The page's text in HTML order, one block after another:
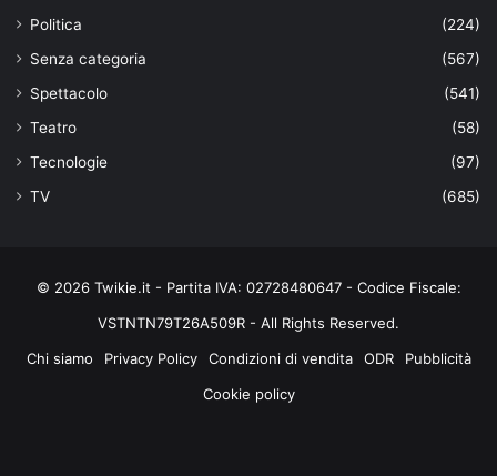
Politica
(224)
Senza categoria
(567)
Spettacolo
(541)
Teatro
(58)
Tecnologie
(97)
TV
(685)
© 2026 Twikie.it - Partita IVA: 02728480647 - Codice Fiscale:
VSTNTN79T26A509R - All Rights Reserved.
Chi siamo
Privacy Policy Condizioni di vendita ODR
Pubblicità
Cookie policy